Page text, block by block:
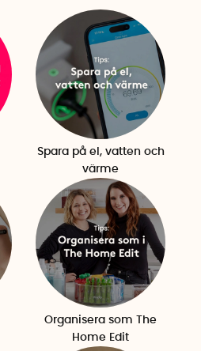
Spara på el, vatten och
värme
Organisera som The
Home Edit